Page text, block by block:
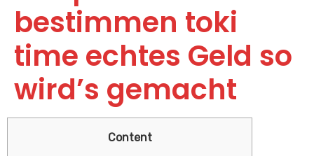
bestimmen toki
time echtes Geld so
wird’s gemacht
Content